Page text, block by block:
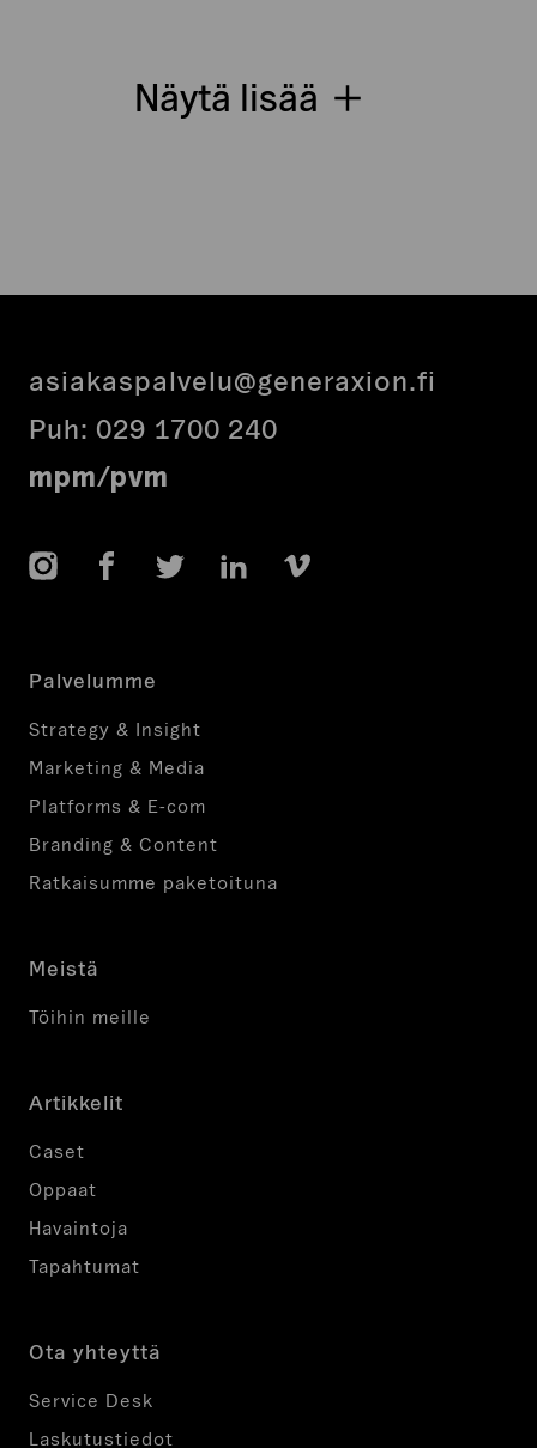
Näytä lisää
asiakaspalvelu@generaxion.fi
Puh: 029 1700 240
mpm/pvm
InstagramFacebookTwitter LinkedIn
Palvelumme
Strategy & Insight
Marketing & Media
Platforms & E-com
Branding & Content
Ratkaisumme paketoituna
Meistä
Töihin meille
Artikkelit
Caset
Oppaat
Havaintoja
Tapahtumat
Ota yhteyttä
Service Desk
Laskutustiedot